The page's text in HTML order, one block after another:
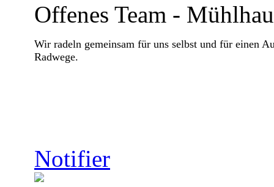
Offenes Team -
Wir radeln gemeinsam für uns selbst und für einen
Radwege.
Notifier